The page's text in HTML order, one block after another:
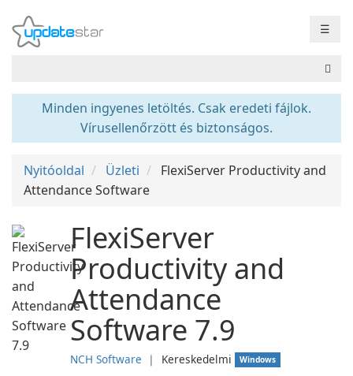
☰
Minden ingyenes letöltés. Csak eredeti fájlok.
Vírusellenőrzött és biztonságos.
Nyitóoldal Üzleti
FlexiServer Productivity and
Attendance Software
FlexiServer
Productivity and
Attendance
Software 7.9
NCH Software ❘ Kereskedelmi Windows